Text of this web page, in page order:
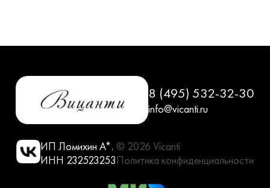
8 (495) 532-32-30
info@vicanti.ru
ИП Ломихин А*.
ИНН 232523253
© 2026 Vicanti
Политика конфиденциальности